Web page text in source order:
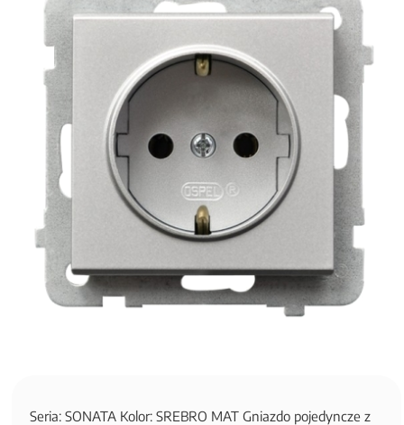
Seria: SONATA Kolor: SREBRO MAT Gniazdo pojedyncze z